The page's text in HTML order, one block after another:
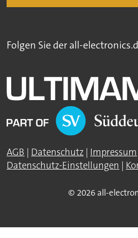
Folgen Sie der all-
AGB | Datenschutz | Impressum
Datenschutz-Einstellungen |
© 2026 all-